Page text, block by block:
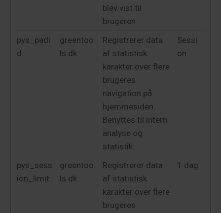
blev vist til
brugeren.
pys_padi
d
greentoo
ls.dk
Registrerer data
af statistisk
karakter over flere
brugeres
navigation på
hjemmesiden.
Benyttes til intern
analyse og
statistik.
Sessi
on
pys_sess
ion_limit
greentoo
ls.dk
Registrerer data
af statistisk
karakter over flere
brugeres
1 dag